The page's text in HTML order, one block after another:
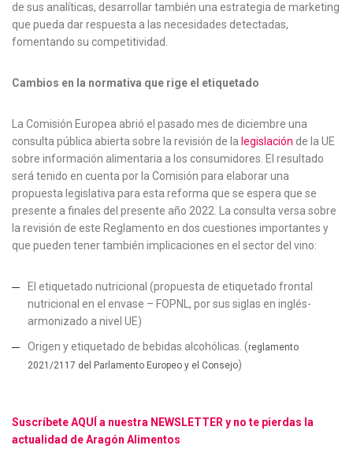
de sus analíticas, desarrollar también una estrategia de marketing
que pueda dar respuesta a las necesidades detectadas,
fomentando su competitividad.
Cambios en la normativa que rige el etiquetado
La Comisión Europea abrió el pasado mes de diciembre una
consulta pública abierta sobre la revisión de la legislación de la UE
sobre información alimentaria a los consumidores. El resultado
será tenido en cuenta por la Comisión para elaborar una
propuesta legislativa para esta reforma que se espera que se
presente a finales del presente año 2022. La consulta versa sobre
la revisión de este Reglamento en dos cuestiones importantes y
que pueden tener también implicaciones en el sector del vino:
El etiquetado nutricional (propuesta de etiquetado frontal
nutricional en el envase – FOPNL, por sus siglas en inglés-
armonizado a nivel UE)
Origen y etiquetado de bebidas alcohólicas. (reglamento
2021/2117 del Parlamento Europeo y el Consejo)
Suscríbete AQUÍ a nuestra NEWSLETTER y no te pierdas la
actualidad deAragón Alimentos